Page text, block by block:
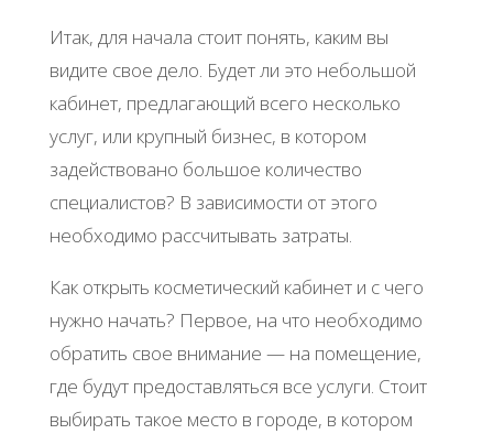
Итак, для начала стоит понять, каким вы
видите свое дело. Будет ли это небольшой
кабинет, предлагающий всего несколько
услуг, или крупный бизнес, в котором
задействовано большое количество
специалистов? В зависимости от этого
необходимо рассчитывать затраты.
Как открыть косметический кабинет и с чего
нужно начать? Первое, на что необходимо
обратить свое внимание — на помещение,
где будут предоставляться все услуги. Стоит
выбирать такое место в городе, в котором